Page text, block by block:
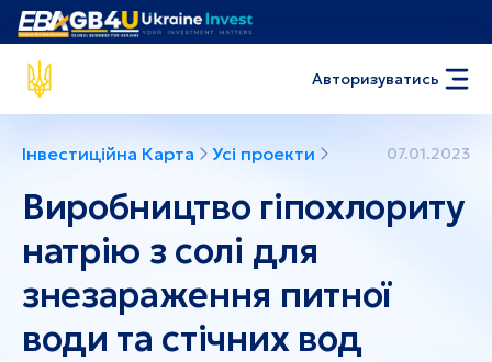
Авторизуватись
Інвестиційна Карта Усі проекти 07.01.2023
Виробництво гіпохлориту
натрію з солі для
знезараження питної
води та стічних вод